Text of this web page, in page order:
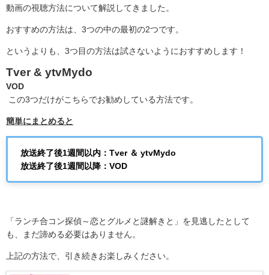
動画の視聴方法について解説してきました。
おすすめの方法は、 3つの中の最初の2つです。
というよりも、3つ目の方法は試さないようにおすすめします！
Tver & ytvMydo
VOD
この3つだけがこちらでお勧めしている方法です。
簡単にまとめると
放送終了後1週間以内：Tver ＆ ytvMydo
放送終了後1週間以降：VOD
「ランチ合コン探偵～恋とグルメと謎解きと」を見逃したとして
も、まだ諦める必要はありません。
上記の方法で、引き続きお楽しみください。